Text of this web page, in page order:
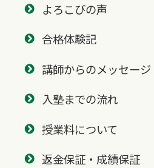
よろこびの声
合格体験記
講師からのメッセージ
入塾までの流れ
授業料について
返金保証・成績保証